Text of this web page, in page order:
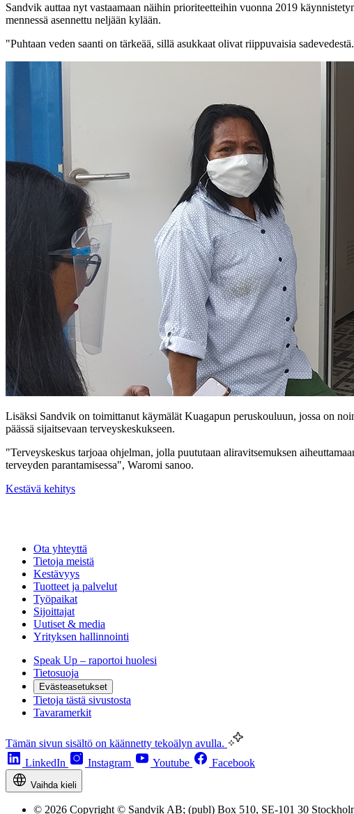
Sandvik auttaa nyt vastaamaan näihin prioriteetteihin vuonna 2019
mennessä asennettu neljään kylään.
"Puhtaan veden saanti on tärkeää, sillä asukkaat olivat riippuvaisia
Lisäksi Sandvik on toimittanut käymälät Kuagapun peruskouluun, jossa on
päässä sijaitsevaan terveyskeskukseen.
"Terveyskeskus tarjoaa ohjelman, jolla puututaan aliravitsemuksen
terveyden parantamisessa", Waromi sanoo.
Kestävä kehitys
Ota yhteyttä
Tietoja meistä
Kestävyys
Tuotteet ja palvelut
Työpaikat
Sijoittajat
Uutiset & media
Yrityksen hallinnointi
Speak Up – raportoi huolesi
Tietosuoja
Evästeasetukset
Tietoja tästä sivustosta
Tavaramerkit
Tämän sivun sisältö on käännetty tekoälyn avulla.
LinkedIn
Instagram Youtube Facebook
Vaihda kieli
© 2026 Copyright © Sandvik AB; (publ) Box 510, SE-101 30